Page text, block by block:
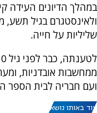
במהלך הדיונים העידה
ולאינסטגרם בגיל
שליליות על חייה.
ממחשבות אובדניות,
ועם חבריה לבית הספר
עוד באותו נושא: